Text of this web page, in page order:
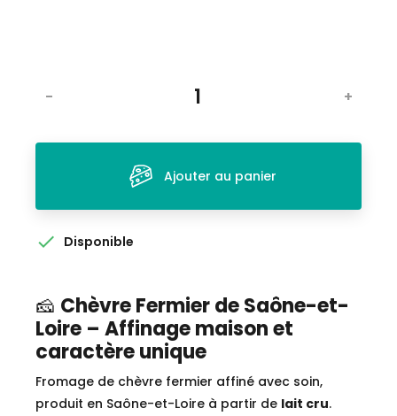
- +
Ajouter au panier
 Disponible
🧀 Chèvre Fermier de Saône-et-
Loire – Affinage maison et
caractère unique
Fromage de chèvre fermier affiné avec soin,
produit en Saône-et-Loire à partir de lait cru.